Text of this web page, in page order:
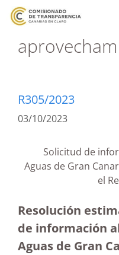
R305/2023
03/10/2023
Solicitud de
Aguas de Gran
el
Resolución
de información
Aguas de Gran